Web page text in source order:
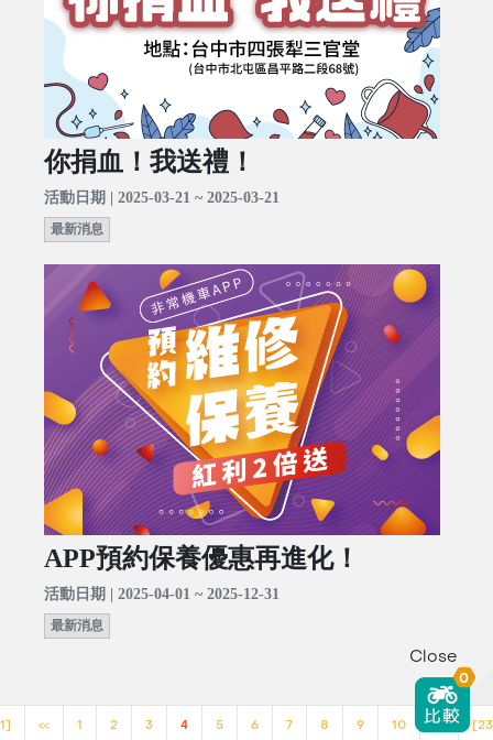
你捐血！我送禮！
活動日期 | 2025-03-21 ~ 2025-03-21
最新消息
APP預約保養優惠再進化！
活動日期 | 2025-04-01 ~ 2025-12-31
最新消息
<< 1 2 3 4 5 6 7 8 9 10 >>
Close
0